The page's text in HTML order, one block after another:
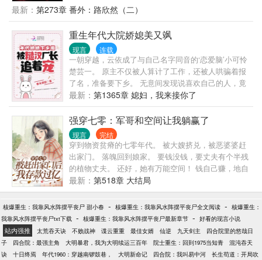
际，那个男人却把钱票和存折主动交到她手里，还偷
偷送了她几大盒价值不菲的金银珠宝。 妄想用金钱来
打动她，她是这么肤浅的人吗？ 咦~ 这个心机的男
人，光天化日下冲什么澡！ 以为八块腹肌能诱惑到
她？ 不行，刚才没看清，让她再观察观察再说。 * 就
在路安宁为每晚不用睡同一张床而暗自窃喜之时，便
宜老公执行完任务回来悄咪咪的爬上了主卧的床。 她
一直以为他冷静自持、身体欠佳，结果被他惊人的体
力累弯了腰。 怎么回事？ 谁传出来的假情报？ 说好
小狼狗是谁？ “报告首长，夫人和隔壁邻居吵起来
了！” “我媳妇儿那么温柔，连话都说不利索，怎么
吵？！” 以为她受欺负，狂奔回家后发现她正妙语连
珠，滔滔不绝的把人往死里怼。 “报告首长，夫人和客
户正在打架！” “媳妇儿，不用手软，有我给你撑腰！”
最新： 第273章 番外：路欣然（二）
重生年代大院娇媳美又飒
现言 连载
一朝穿越，云依成了与自己名字同音的‘恋爱脑’小可怜
楚芸一。 原主不仅被人算计了工作，还被人哄骗着报
了名，准备要下乡。 无意间发现说喜欢自己的人，竟
然背着她与别人私会，才明白原来一切都是他们的算
计。 失魂落魄时，又接到爷爷出事的消息，一时心灰
意冷，香消玉损在了灵堂之上。 云依以其人之道还治
其人之身，雷霆手段夺回工作，让算计原主的一家
人，成了人人喊打的过街老鼠。 还顺手把看不上原主
的娃娃亲给退了，我呸，将来还不知道是谁看不上谁
呢？ 看着无意间得来的金手指，她在心中感叹：塞翁
失马焉知非福。 至于寻亲？ 还是顺其自然吧，她可不
想给自己找一堆祖宗回来，孤女这身份就挺好。 第一
面，被人误会是同伙，两人默契合作，逃出生天........
第三次见面，差点成了男人的解药，这都是什么孽
缘......... 然一副双面绣，让大院里公认淡溥寡欲、不
近女色的霍四少为她疯、为她狂，为她哐哐撞大墙。
最新： 第1365章 媳妇，我来接你了
强穿七零：军哥和空间让我躺赢了
现言 完结
穿到物资贫瘠的七零年代。 被大嫂挤兑，被恶婆婆赶
出家门。 落魄回到娘家。 要钱没钱，要丈夫有个半残
的植物丈夫。 还好，她有万能空间！ 钱自己赚，地自
己种，房自己建。 说好成为亿万富翁后带着半残老公
吃香的喝辣的。 可事业还没开始，植物人老公半夜就
站起来了！！ “喂，陆晏舟你挡我当亿万首富的路
了。” 陆晏舟：“那我给你让个路，你当首富，我当首
富背后的男人！夫妻搭档，干活不累”
最新： 第518章 大结局
核爆重生：我靠风水阵摆平丧尸 甜小春 - 核爆重生：我靠风水阵摆平丧尸全文阅读 - 核爆重生：
我靠风水阵摆平丧尸txt下载 - 核爆重生：我靠风水阵摆平丧尸最新章节 - 好看的现言小说
站内强推 太荒吞天诀 不败战神 谍云重重 最佳女婿 仙逆 九天剑主
四合院里的悠哉日
子
四合院：最强主角 大明暴君，我为大明续运三百年 院士重生：回到1975当知青
混沌吞天
诀
十日终焉 年代1960：穿越南锣鼓巷， 大明新命记 四合院：我叫易中河
长生苟道：开局吹